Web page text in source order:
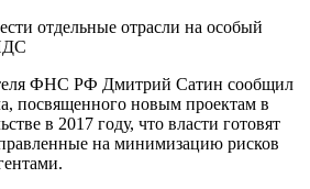
отдельные отрасли на особый
ФНС РФ Дмитрий Сатин сообщил
посвященного новым проектам в
в 2017 году, что власти готовят
на минимизацию рисков